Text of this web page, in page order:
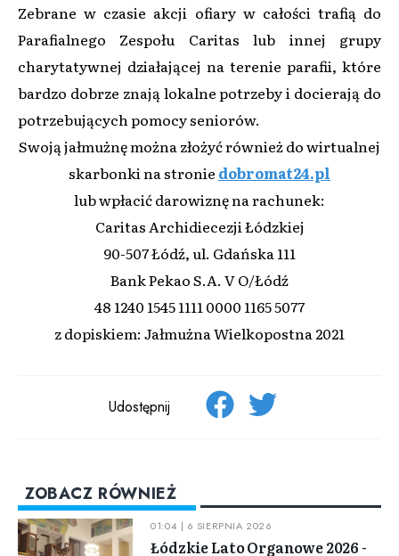
Zebrane w czasie akcji ofiary w całości trafią do
Parafialnego Zespołu Caritas lub innej grupy
charytatywnej działającej na terenie parafii, które
bardzo dobrze znają lokalne potrzeby i docierają do
potrzebujących pomocy seniorów.
Swoją jałmużnę można złożyć również do wirtualnej
skarbonki na stronie dobromat24.pl
lub wpłacić darowiznę na rachunek:
Caritas Archidiecezji Łódzkiej
90-507 Łódź, ul. Gdańska 111
Bank Pekao S.A. V O/Łódź
48 1240 1545 1111 0000 1165 5077
z dopiskiem: Jałmużna Wielkopostna 2021
Udostępnij
ZOBACZ RÓWNIEŻ
01:04 | 6 SIERPNIA 2026
Łódzkie Lato Organowe 2026 -